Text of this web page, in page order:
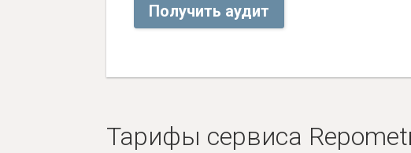
Получить аудит
Тарифы сервиса